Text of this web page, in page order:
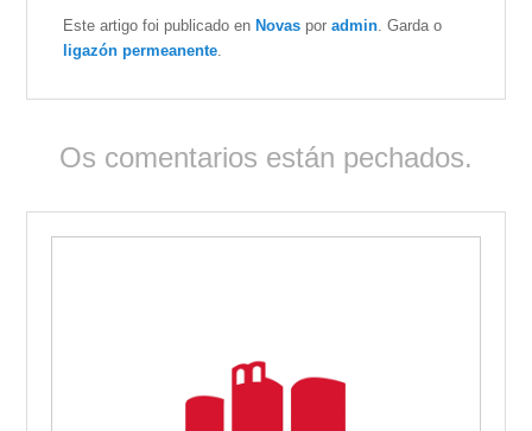
Este artigo foi publicado en Novas poradmin . Garda o
ligazón permeanente
Os comentarios están pechados.